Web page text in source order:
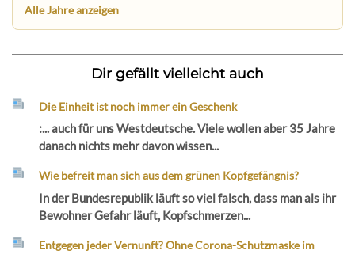
Alle Jahre anzeigen
Dir gefällt vielleicht auch
Die Einheit ist noch immer ein Geschenk
:... auch für uns Westdeutsche. Viele wollen aber 35 Jahre
danach nichts mehr davon wissen...
Wie befreit man sich aus dem grünen Kopfgefängnis?
In der Bundesrepublik läuft so viel falsch, dass man als ihr
Bewohner Gefahr läuft, Kopfschmerzen...
Entgegen jeder Vernunft? Ohne Corona-Schutzmaske im